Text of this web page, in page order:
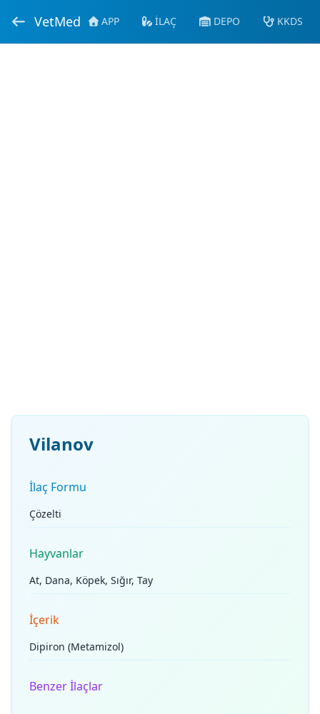
VetMed APP İLAÇ DEPO KKDS
Vilanov
İlaç Formu
Çözelti
Hayvanlar
At, Dana, Köpek, Sığır, Tay
İçerik
Dipiron (Metamizol)
Benzer İlaçlar